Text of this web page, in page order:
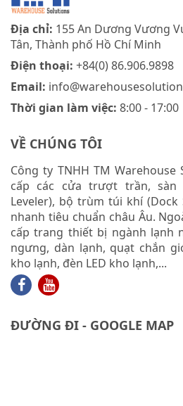
Địa chỉ: 155 An Dương Vương
Tân, Thành phố Hồ Chí Minh
Điện thoại: +84(0) 86.906.9898
Email:
Thời gian làm việc: 8:00 - 17:00
VỀ CHÚNG TÔI
Công ty TNHH TM
cấp các cửa trượt trần, sàn
Leveler), bộ trùm túi khí
nhanh tiêu chuẩn châu Âu.
cấp trang thiết bị ngành lạnh
ngưng, dàn lạnh, quạt chắn
kho lạnh, đèn LED kho lạnh,...
ĐƯỜNG ĐI - GOOGLE MAP